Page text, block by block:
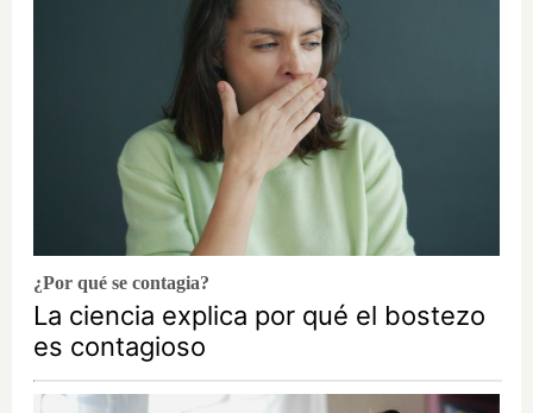
¿Por qué se contagia?
La ciencia explica por qué el bostezo
es contagioso